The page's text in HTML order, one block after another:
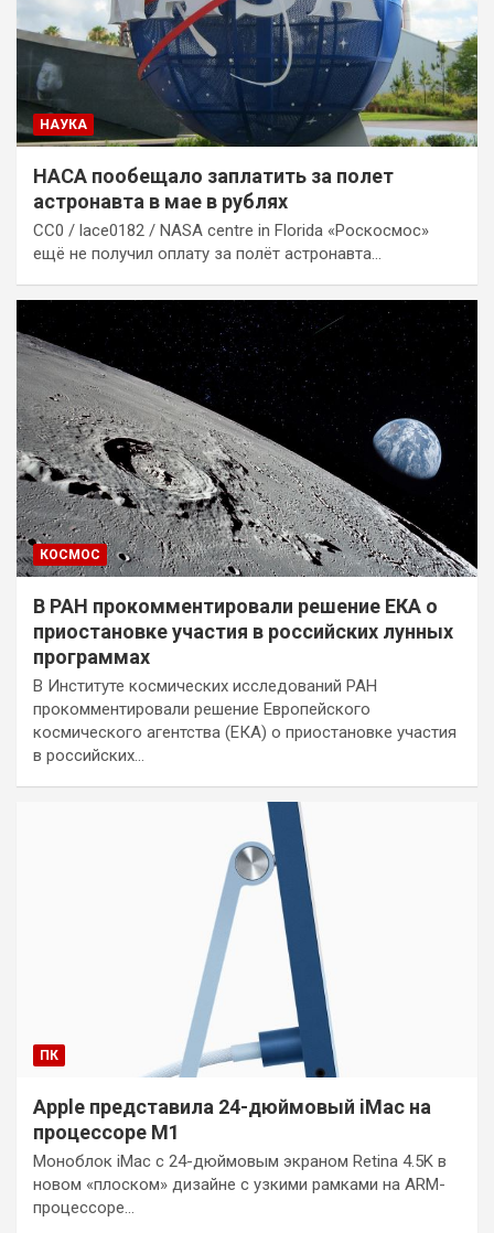
НАУКА
НАСА пообещало заплатить за полет
астронавта в мае в рублях
CC0 / lace0182 / NASA centre in Florida «Роскосмос»
ещё не получил оплату за полёт астронавта…
КОСМОС
В РАН прокомментировали решение ЕКА о
приостановке участия в российских лунных
программах
В Институте космических исследований РАН
прокомментировали решение Европейского
космического агентства (ЕКА) о приостановке участия
в российских…
ПК
Apple представила 24-дюймовый iMac на
процессоре M1
Моноблок iMac с 24-дюймовым экраном Retina 4.5K в
новом «плоском» дизайне с узкими рамками на ARM-
процессоре…